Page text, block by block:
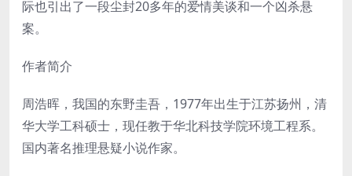
际也引出了一段尘封20多年的爱情美谈和一个凶杀悬
案。
作者简介
周浩晖，我国的东野圭吾，1977年出生于江苏扬州，清
华大学工科硕士，现任教于华北科技学院环境工程系。
国内著名推理悬疑小说作家。